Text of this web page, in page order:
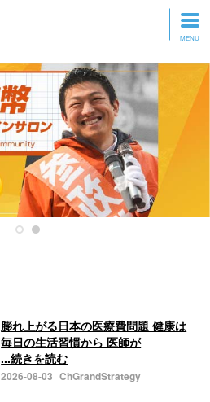
膨れ上がる日本の医療費問題 健康は
毎日の生活習慣から 医師が
...続きを読む
2026-08-03 ChGrandStrategy